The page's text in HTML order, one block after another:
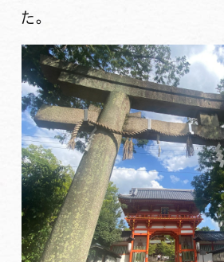
た。